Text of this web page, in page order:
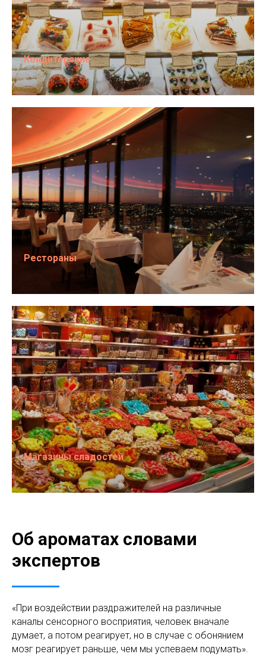
Кондитерские
Рестораны
Магазины сладостей
Об ароматах словами
экспертов
«При воздействии раздражителей на различные
каналы сенсорного восприятия, человек вначале
думает, а потом реагирует, но в случае с обонянием
мозг реагирует раньше, чем мы успеваем подумать».